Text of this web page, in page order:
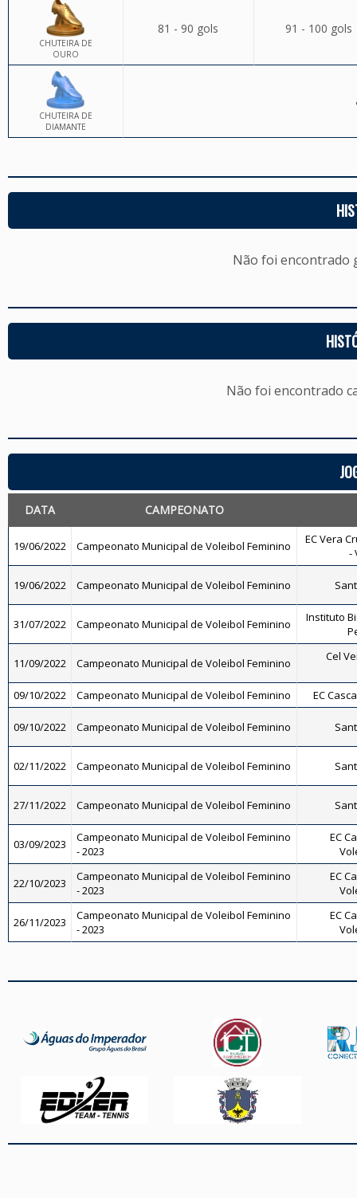
CHUTEIRA DE
OURO
81 - 90 gols 91 - 100 gols
CHUTEIRA DE
DIAMANTE
Não foi encontrado
Não foi encontrado
DATA CAMPEONATO
19/06/2022 Campeonato Municipal de Voleibol Feminino
EC Vera
-
19/06/2022 Campeonato Municipal de Voleibol Feminino
31/07/2022 Campeonato Municipal de Voleibol Feminino
Instituto
11/09/2022 Campeonato Municipal de Voleibol Feminino Cel
09/10/2022 Campeonato Municipal de Voleibol Feminino EC
09/10/2022 Campeonato Municipal de Voleibol Feminino
02/11/2022 Campeonato Municipal de Voleibol Feminino
27/11/2022 Campeonato Municipal de Voleibol Feminino
03/09/2023
Campeonato Municipal de Voleibol Feminino
- 2023
EC
22/10/2023
Campeonato Municipal de Voleibol Feminino
- 2023
EC
26/11/2023
Campeonato Municipal de Voleibol Feminino
- 2023
EC